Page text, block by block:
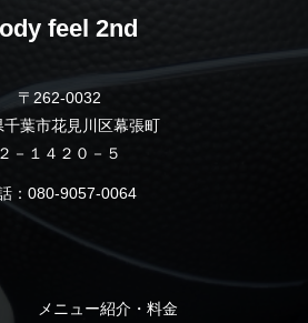
feel 2nd
〒262-0032
千葉市花見川区幕張町
２－１４２０－５
：080-9057-0064
メニュー紹介・料金